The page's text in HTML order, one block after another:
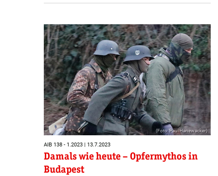
(Foto: Paul Hanewacker)
AIB 138 - 1.2023 | 13.7.2023
Damals wie heute – Opfermythos in
Budapest